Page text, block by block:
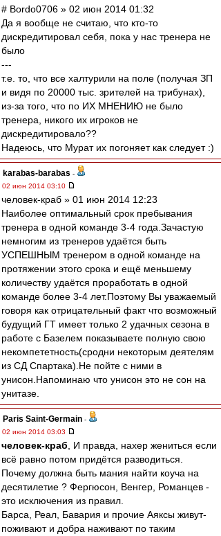
# Bordo0706 » 02 июн 2014 01:32
Да я вообще не считаю, что кто-то
дискредитировал себя, пока у нас тренера не
было
---
т.е. то, что все халтурили на поле (получая ЗП
и видя по 20000 тыс. зрителей на трибунах),
из-за того, что по ИХ МНЕНИЮ не было
тренера, никого их игроков не
дискредитировало??
Надеюсь, что Мурат их погоняет как следует :)
karabas-barabas -
02 июн 2014 03:10
человек-краб » 01 июн 2014 12:23
Наиболее оптимальный срок пребывания
тренера в одной команде 3-4 года.Зачастую
немногим из тренеров удаётся быть
УСПЕШНЫМ тренером в одной команде на
протяжении этого срока и ещё меньшему
количеству удаётся проработать в одной
команде более 3-4 лет.Поэтому Вы уважаемый
говоря как отрицательный факт что возможный
будущий ГТ имеет только 2 удачных сезона в
работе с Базелем показываете полную свою
некомпететность(сродни некоторым деятелям
из СД Спартака).Не пойте с ними в
унисон.Напоминаю что унисон это не сон на
унитазе.
Paris Saint-Germain -
02 июн 2014 03:03
человек-краб , И правда, нахер жениться если
всё равно потом придётся разводиться.
Почему должна быть мания найти коуча на
десятилетие ? Фергюсон, Венгер, Романцев -
это исключения из правил.
Барса, Реал, Бавария и прочие Аяксы живут-
поживают и добра наживают по таким